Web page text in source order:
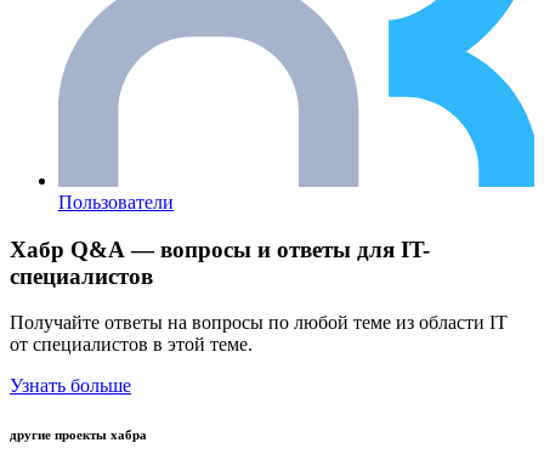
Пользователи
Хабр Q&A — вопросы и ответы для IT-
специалистов
Получайте ответы на вопросы по любой теме из области IT
от специалистов в этой теме.
Узнать больше
другие проекты хабра